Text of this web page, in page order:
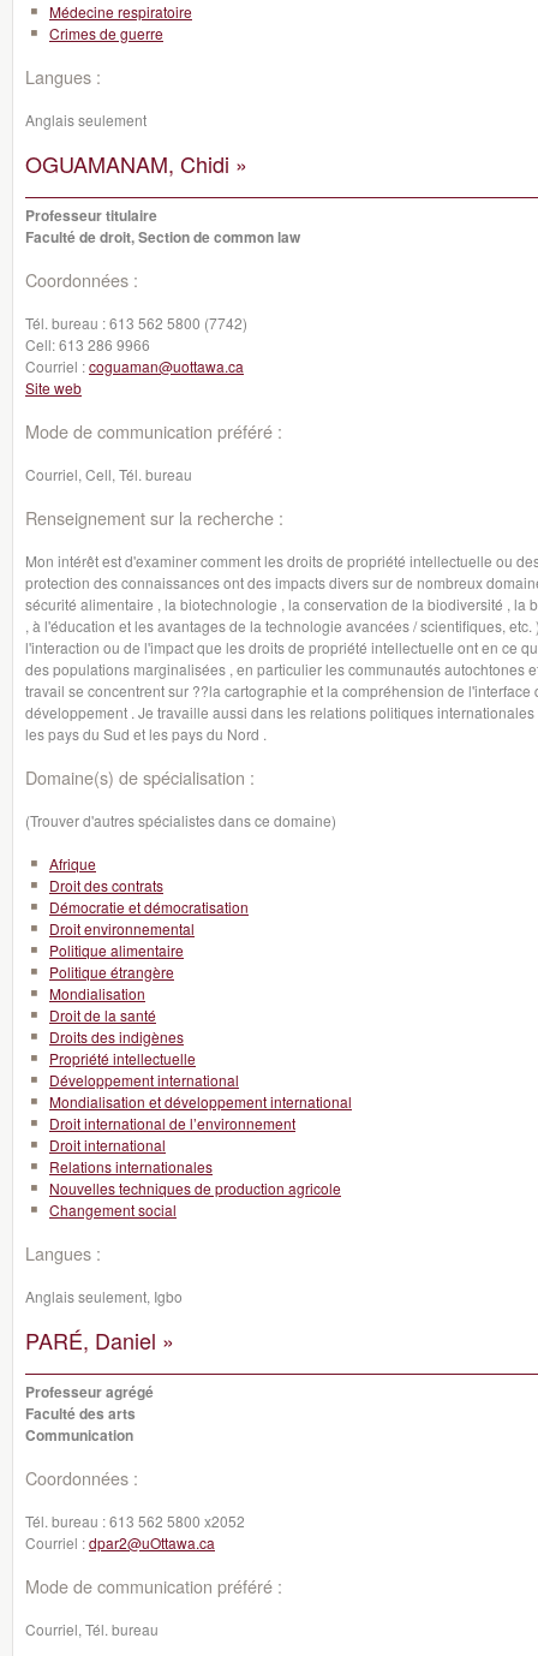
Médecine respiratoire
Crimes de guerre
Langues :
Anglais seulement
OGUAMANAM, Chidi »
Professeur titulaire
Faculté de droit, Section de common law
Coordonnées :
Tél. bureau :613 562 5800 (7742)
Cell:613 286 9966
Courriel :coguaman@uottawa.ca
Site web
Mode de communication préféré :
Courriel, Cell, Tél. bureau
Renseignement sur la recherche :
Mon intérêt est d'examiner comment les droits de propriété intellectuelle ou
protection des connaissances ont des impacts divers sur de nombreux
sécurité alimentaire , la biotechnologie , la conservation de la biodiversité , la
, à l'éducation et les avantages de la technologie avancées / scientifiques,
l'interaction ou de l'impact que les droits de propriété intellectuelle ont en ce
des populations marginalisées , en particulier les communautés autochtones
travail se concentrent sur ??la cartographie et la compréhension de
développement . Je travaille aussi dans les relations politiques
les pays du Sud et les pays du Nord .
Domaine(s) de spécialisation :
(Trouver d'autres spécialistes dans ce domaine)
Afrique
Droit des contrats
Démocratie et démocratisation
Droit environnemental
Politique alimentaire
Politique étrangère
Mondialisation
Droit de la santé
Droits des indigènes
Propriété intellectuelle
Développement international
Mondialisation et développement international
Droit international de l’environnement
Droit international
Relations internationales
Nouvelles techniques de production agricole
Changement social
Langues :
Anglais seulement, Igbo
PARÉ, Daniel »
Professeur agrégé
Faculté des arts
Communication
Coordonnées :
Tél. bureau :613 562 5800 x2052
Courriel :dpar2@uOttawa.ca
Mode de communication préféré :
Courriel, Tél. bureau